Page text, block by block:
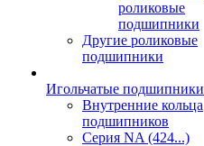
роликовые
подшипники
Другие роликовые
подшипники
Игольчатые подшипники
Внутренние кольца
подшипников
Серия NA (424...)